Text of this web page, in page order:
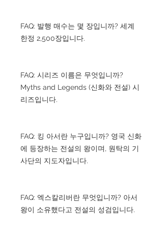
FAQ: 발행 매수는 몇 장입니까? 세계
한정 2,500장입니다.
FAQ: 시리즈 이름은 무엇입니까?
Myths and Legends (신화와 전설) 시
리즈입니다.
FAQ: 킹 아서란 누구입니까? 영국 신화
에 등장하는 전설의 왕이며, 원탁의 기
사단의 지도자입니다.
FAQ: 엑스칼리버란 무엇입니까? 아서
왕이 소유했다고 전설의 성검입니다.